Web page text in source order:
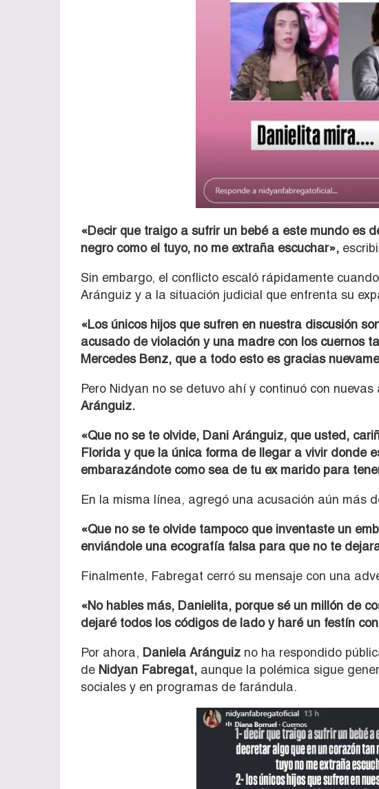
«Decir que traigo a sufrir un bebé a este mundo es
negro como el tuyo, no me extraña escuchar»,
Sin embargo, el conflicto escaló rápidamente
Aránguiz y a la situación judicial que enfrenta su
«Los únicos hijos que sufren en nuestra discusión
acusado de violación y una madre con los cuernos
Mercedes Benz, que a todo esto es gracias
Pero Nidyan no se detuvo ahí y continuó con
Aránguiz.
«Que no se te olvide, Dani Aránguiz, que usted,
Florida y que la única forma de llegar a vivir donde
embarazándote como sea de tu ex marido para
En la misma línea, agregó una acusación aún más
«Que no se te olvide tampoco que inventaste un
enviándole una ecografía falsa para que no te
Finalmente, Fabregat cerró su mensaje con una
«No hables más, Danielita, porque sé un millón de
dejaré todos los códigos de lado y haré un festín
Por ahora, Daniela Aránguiz no ha respondido
de Nidyan Fabregat, aunque la polémica sigue
sociales y en programas de farándula.